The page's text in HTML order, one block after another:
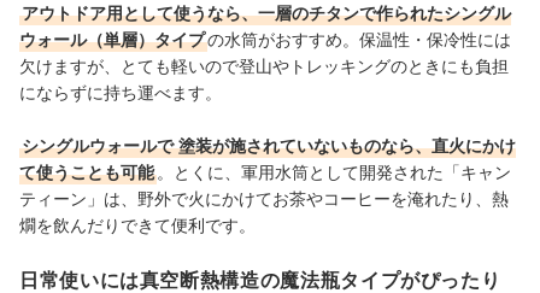
アウトドア用として使うなら、一層のチタンで作られたシングル
ウォール（単層）タイプの水筒がおすすめ。保温性・保冷性には
欠けますが、とても軽いので登山やトレッキングのときにも負担
にならずに持ち運べます。
シングルウォールで 塗装が施されていないものなら、直火にかけ
て使うことも可能 。とくに、軍用水筒として開発された「キャン
ティーン」は、野外で火にかけてお茶やコーヒーを淹れたり、熱
燗を飲んだりできて便利です。
日常使いには真空断熱構造の魔法瓶タイプがぴったり